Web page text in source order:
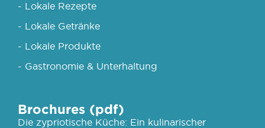
- Lokale Rezepte
- Lokale Getränke
- Lokale Produkte
- Gastronomie & Unterhaltung
Brochures (pdf)
Die zypriotische Küche: Ein kulinarischer